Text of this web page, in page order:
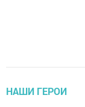
НАШИ ГЕРОИ